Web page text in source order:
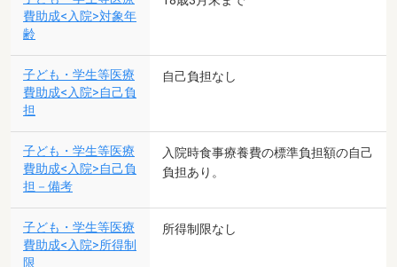
費助成<入院>対象年
齢
子ども・学生等医療
費助成<入院>自己負
担
自己負担なし
子ども・学生等医療
費助成<入院>自己負
担－備考
入院時食事療養費の標準負担額の自己
負担あり。
子ども・学生等医療
費助成<入院>所得制
限
所得制限なし